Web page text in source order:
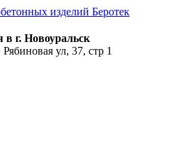
в г. Новоуральск
Рябиновая ул, 37, стр 1